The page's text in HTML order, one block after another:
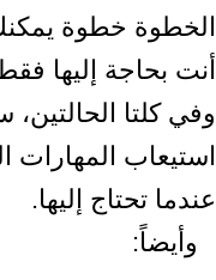
الخطوة خطوة
أنت بحاجة إليها
وفي كلتا
استيعاب المهارات
عندما تحتاج إليها.
وأيضاً: